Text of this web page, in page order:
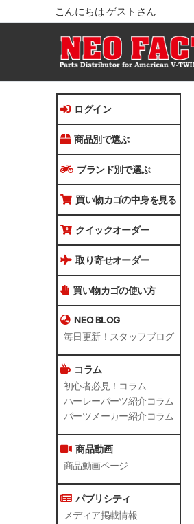
こんにちは ゲストさん
ログイン
商品別で選ぶ
ブランド別で選ぶ
買い物カゴの中身を見る
クイックオーダー
取り寄せオーダー
買い物カゴの使い方
NEO BLOG
毎日更新！スタッフブログ
コラム
初心者必見！コラム
ハーレーパーツ紹介コラム
パーツメーカー紹介コラム
商品動画
商品動画ページ
パブリシティ
メディア掲載情報